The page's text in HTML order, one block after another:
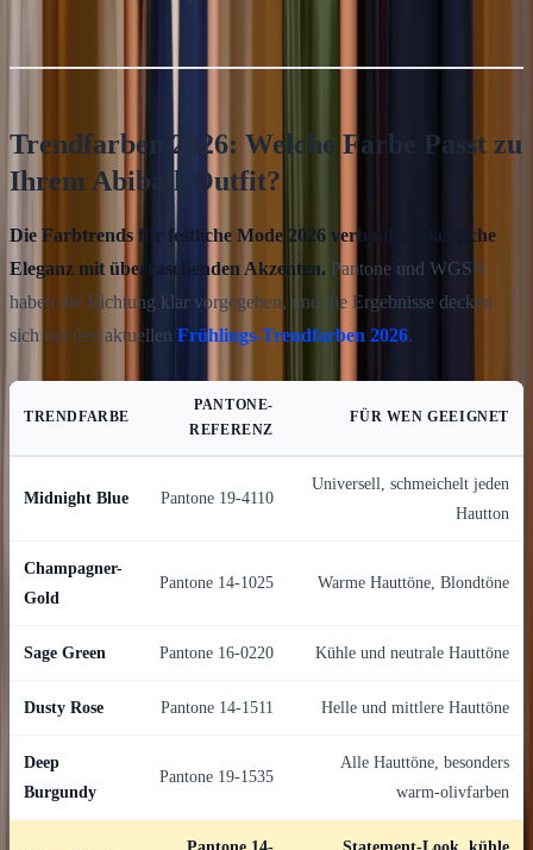
Trendfarben 2026: Welche Farbe Passt zu
Ihrem Abiball-Outfit?
Die Farbtrends für festliche Mode 2026 verbinden klassische
Eleganz mit überraschenden Akzenten. Pantone und WGSN
haben die Richtung klar vorgegeben, und die Ergebnisse decken
sich mit den aktuellen Frühlings-Trendfarben 2026.
TRENDFARBE
PANTONE-
REFERENZ
FÜR WEN GEEIGNET
Midnight Blue Pantone 19-4110
Universell, schmeichelt jeden
Hautton
Champagner-
Gold
Pantone 14-1025 Warme Hauttöne, Blondtöne
Sage Green Pantone 16-0220 Kühle und neutrale Hauttöne
Dusty Rose Pantone 14-1511 Helle und mittlere Hauttöne
Deep
Burgundy
Pantone 19-1535
Alle Hauttöne, besonders
warm-olivfarben